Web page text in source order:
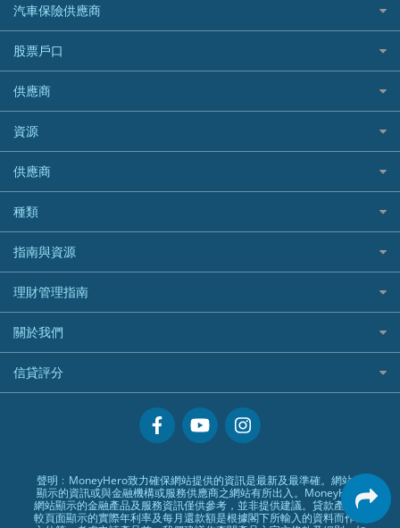
24小時貸款
最佳循環貸款
Mox 銀行
National Resources 中潤物業按揭
OCBC 華僑銀行
PrimeCredit 安信信貸
Promise 邦民日本財務
Rabbit Credit月兔信貸
Standard Chartered 渣打銀行
UA 亞洲聯合財務
WeLab Bank
WeLend 貸款
銀聯信用卡
高獎賞信用卡推薦
酒店信用卡
Standard Chartered渣打銀行
東亞銀行
SIM
Airwallex信用卡
機票優惠碼
家傭保險
寵物保險
定期人壽保險
危疾保險
年金資訊
樓宇火險
台灣旅遊保險及資訊
韓國旅遊保險及資訊
歐洲旅遊保險及資訊
越南旅遊保險及資訊
澳洲旅遊保險及資訊
長者嘆世界
家庭親子遊
自駕遊比較
相機有得保
專為孕婦設計的最佳旅遊保險
最佳滑雪旅遊保險
最適合BB的旅遊保險
AXA 安盛
AIG 美亞
Allianz 安聯
Allied World 世聯
Avo
中國銀行
Bolttech 保特
Blue Cross 藍十字
中國平安
HSBC滙豐銀行
MSIG 三井住友
Prudential 保誠
QBE 昆士蘭
Starr
汽車保險供應商
大新汽車保險
中銀汽車保險
Allianz安聯汽車保險
bolttech保障汽車保險
Zurich蘇黎世汽車保險
QBE昆士蘭汽車保險
平安汽車保險
股票戶口
富途證券
IB盈透證券
老虎證券
uSMART 盈立證券
華盛証券
長橋證券
WeBull微牛證券
漲樂全球通｜華泰國際
OSL
供應商
富途牛牛好唔好？
Webull微牛證券好唔好？
Longbridge長橋證券好唔好？
老虎證券好唔好？
華盛証券好唔好？
漲樂全球通好唔好？
IB盈透證券好唔好？
盈立證券 uSMART 好唔好？
Stashaway好唔好？
資源
股票戶口開戶
證券行邊間好？
港股5隻高息ETF精選
什麼是ETF？
香港30大高息股排行
黃金ETF懶人包
最值得注意的比特幣ETF
選股策略：五步調查攻略
供應商
銀行戶口比較
尊尚銀行戶口
Citi Plus
中信銀行inMotion
Airwallex銀行
種類
定期存款
港元定存
人民幣定存
美元定存
英鎊定存
澳元定存
指南與資源
理財資訊
識慳識賺
債務管理
投資理財
置業安居
專欄文章
理財管理指南
常用相關詞彙
MoneyHero電子報
所有合作銀行或機構
關於我們
服務承諾
網上支援
常見問題
條款及細則
編輯守則
信貸評分
聲明﹕MoneyHero致力確保網站提供的資訊是最新及最準確。網站所
顯示的資訊或與金融機構或服務供應商之網站有所出入。MoneyHero
網站顯示的金融產品及服務資訊僅供參考，並非提供建議。貸款產品比
較頁面顯示的實際年利率及每月還款額是根據閣下所輸入的資料而作出